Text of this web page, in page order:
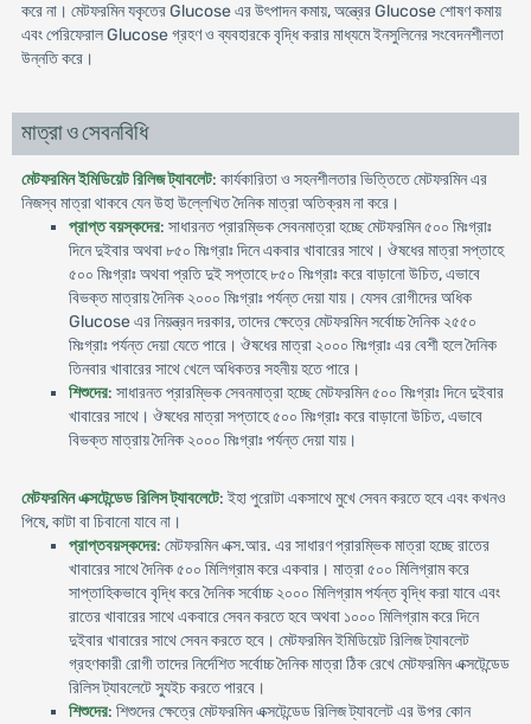
করে না। মেটফরমিন যকৃতের Glucose এর উৎপাদন কমায়, অন্ত্রের Glucose শোষণ কমায়
এবং পেরিফেরাল Glucose গ্রহণ ও ব্যবহারকে বৃদ্ধি করার মাধ্যমে ইনসুলিনের সংবেদনশীলতা
উন্নতি করে।
মাত্রা ও সেবনবিধি
মেটফরমিন ইমিডিয়েট রিলিজ ট্যাবলেট: কার্যকারিতা ও সহনশীলতার ভিত্তিতে মেটফরমিন এর
নিজস্ব মাত্রা থাকবে যেন উহা উল্লে­খিত দৈনিক মাত্রা অতিক্রম না করে।
প্রাপ্ত বয়স্কদের: সাধারনত প্রারম্ভিক সেবনমাত্রা হচ্ছে মেটফরমিন ৫০০ মিঃগ্রাঃ
দিনে দুইবার অথবা ৮৫০ মিঃগ্রাঃ দিনে একবার খাবারের সাথে। ঔষধের মাত্রা সপ্তাহে
৫০০ মিঃগ্রাঃ অথবা প্রতি দুই সপ্তাহে ৮৫০ মিঃগ্রাঃ করে বাড়ানো উচিত, এভাবে
বিভক্ত মাত্রায় দৈনিক ২০০০ মিঃগ্রাঃ পর্যন্ত দেয়া যায়। যেসব রোগীদের অধিক
Glucose এর নিয়ন্ত্রন দরকার, তাদের ক্ষেত্রে মেটফরমিন সর্বোচ্চ দৈনিক ২৫৫০
মিঃগ্রাঃ পর্যন্ত দেয়া যেতে পারে। ঔষধের মাত্রা ২০০০ মিঃগ্রাঃ এর বেশী হলে দৈনিক
তিনবার খাবারের সাথে খেলে অধিকতর সহনীয় হতে পারে।
শিশুদের: সাধারনত প্রারম্ভিক সেবনমাত্রা হচ্ছে মেটফরমিন ৫০০ মিঃগ্রাঃ দিনে দুইবার
খাবারের সাথে। ঔষধের মাত্রা সপ্তাহে ৫০০ মিঃগ্রাঃ করে বাড়ানো উচিত, এভাবে
বিভক্ত মাত্রায় দৈনিক ২০০০ মিঃগ্রাঃ পর্যন্ত দেয়া যায়।
মেটফরমিন এক্সটেন্ডেড রিলিস ট্যাবলেটে: ইহা পুরোটা একসাথে মুখে সেবন করতে হবে এবং কখনও
পিষে, কাটা বা চিবানো যাবে না।
প্রাপ্তবয়স্কদের: মেটফরমিন এক্স.আর. এর সাধারণ প্রারম্ভিক মাত্রা হচ্ছে রাতের
খাবারের সাথে দৈনিক ৫০০ মিলিগ্রাম করে একবার। মাত্রা ৫০০ মিলিগ্রাম করে
সাপ্তাহিকভাবে বৃদ্ধি করে দৈনিক সর্বোচ্চ ২০০০ মিলিগ্রাম পর্যন্ত বৃদ্ধি করা যাবে এবং
রাতের খাবারের সাথে একবারে সেবন করতে হবে অথবা ১০০০ মিলিগ্রাম করে দিনে
দুইবার খাবারের সাথে সেবন করতে হবে। মেটফরমিন ইমিডিয়েট রিলিজ ট্যাবলেট
গ্রহণকারী রোগী তাদের নির্দেশিত সর্বোচ্চ দৈনিক মাত্রা ঠিক রেখে মেটফরমিন এক্সটেন্ডেড
রিলিস ট্যাবলেটে স্যুইচ করতে পারবে।
শিশুদের: শিশুদের ক্ষেত্রে মেটফরমিন এক্সটেন্ডেড রিলিজ ট্যাবলেট এর উপর কোন